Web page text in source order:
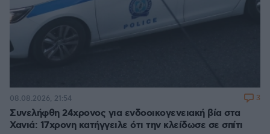
Συνελήφθη 24χρονος για ενδοοικογενειακή βία στα
Χανιά: 17χρονη κατήγγειλε ότι την κλείδωσε σε σπίτι
08.08.2026, 21:54 3